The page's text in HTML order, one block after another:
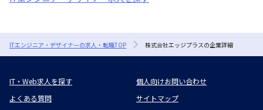
ITエンジニア・デザイナーの求人・転職TOP 株式会社エッジプラスの企業詳細
IT・Web求人を探す
個人向けお問い合わせ
よくある質問
サイトマップ